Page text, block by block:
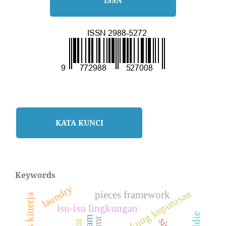
KATA KUNCI
Keywords
isu-isu lingkungan
pieces framework
laundry